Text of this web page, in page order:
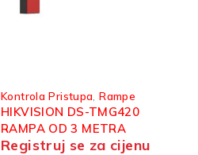
Kontrola Pristupa ,Rampe
HIKVISION DS-TMG420
RAMPA OD 3 METRA
Registruj se za cijenu